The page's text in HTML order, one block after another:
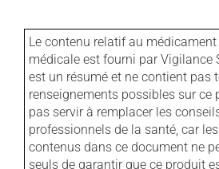
Le contenu relatif au
médicale est fourni par Vigilance
est un résumé et ne contient pas
renseignements possibles sur ce
pas servir à remplacer les
professionnels de la santé, car
contenus dans ce document ne
seuls de garantir que ce produit